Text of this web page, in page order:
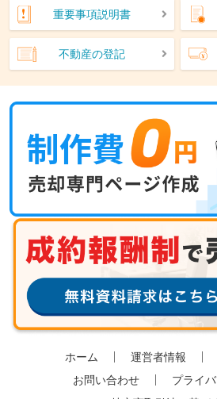
重要事項説明書
不動産の登記
ホーム 運営者情報
お問い合わせ プライ